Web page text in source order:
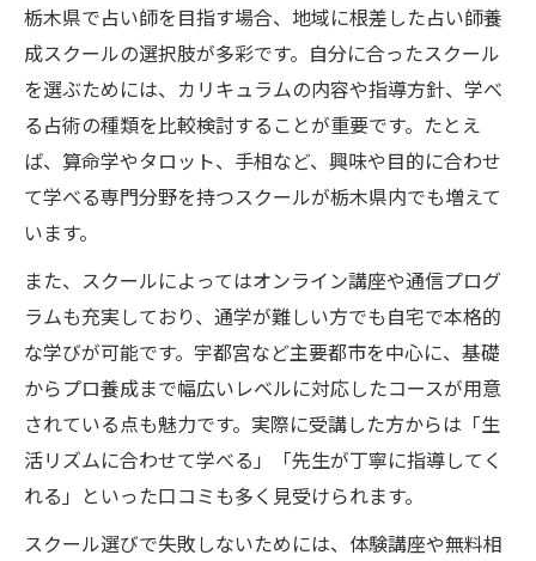
栃木県で占い師を目指す場合、地域に根差した占い師養
成スクールの選択肢が多彩です。自分に合ったスクール
を選ぶためには、カリキュラムの内容や指導方針、学べ
る占術の種類を比較検討することが重要です。たとえ
ば、算命学やタロット、手相など、興味や目的に合わせ
て学べる専門分野を持つスクールが栃木県内でも増えて
います。
また、スクールによってはオンライン講座や通信プログ
ラムも充実しており、通学が難しい方でも自宅で本格的
な学びが可能です。宇都宮など主要都市を中心に、基礎
からプロ養成まで幅広いレベルに対応したコースが用意
されている点も魅力です。実際に受講した方からは「生
活リズムに合わせて学べる」「先生が丁寧に指導してく
れる」といった口コミも多く見受けられます。
スクール選びで失敗しないためには、体験講座や無料相